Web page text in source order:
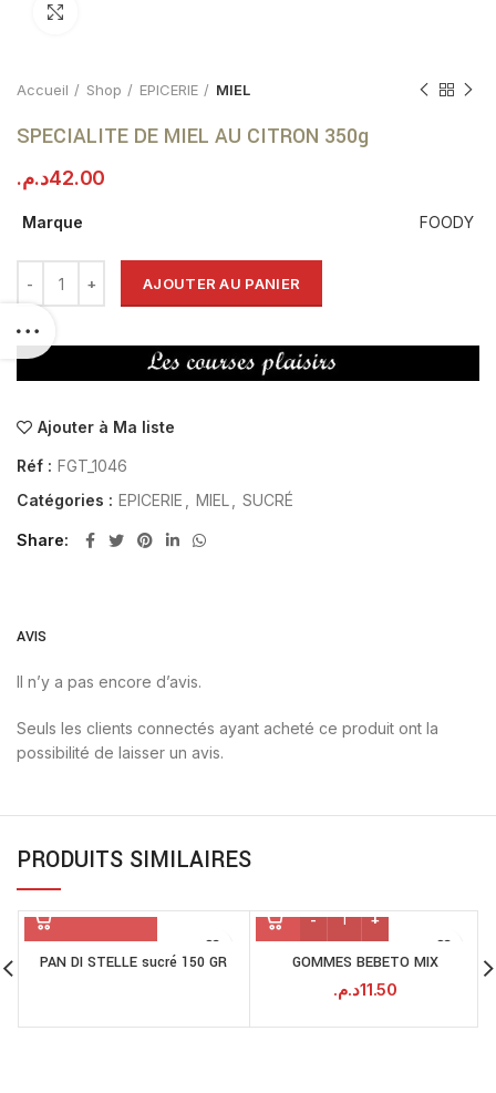
Accueil Shop EPICERIE MIEL
SPECIALITE DE MIEL AU CITRON 350g
42.00د.م.
Marque FOODY
AJOUTER AU PANIER
Ajouter à Ma liste
Réf : FGT_1046
Catégories : EPICERIE MIEL SUCRÉ
Share
AVIS
Il n’y a pas encore d’avis.
Seuls les clients connectés ayant acheté ce produit ont la
possibilité de laisser un avis.
PRODUITS SIMILAIRES
PAN DI STELLE sucré 150 GR GOMMES BEBETO MIX
11.50د.م.